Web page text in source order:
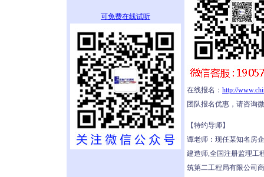
可免费在线试听
在线报名： http://
团队报名优惠，请咨询
【特约导师】
谭老师：现任某知名房
建造师,全国注册监理工
筑第二工程局有限公司